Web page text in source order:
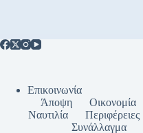
Επικοινωνία
Άποψη
Οικονομία
Ναυτιλία
Περιφέρειες
Συνάλλαγμα